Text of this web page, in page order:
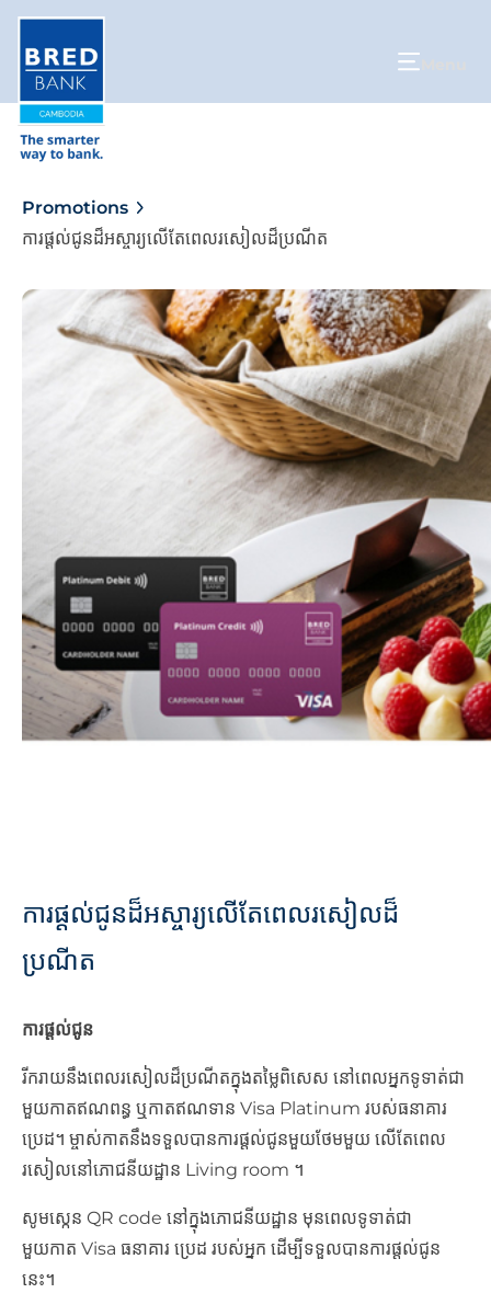
Promotions
ការផ្ដល់ជូនដ៏អស្ចារ្យលើតែពេលរសៀលដ៏ប្រណីត
ការផ្ដល់ជូនដ៏អស្ចារ្យលើតែពេលរសៀលដ៏
ប្រណីត
ការផ្ដល់ជូន
រីករាយនឹងពេលរសៀលដ៏ប្រណីតក្នុងតម្លៃពិសេស នៅពេលអ្នកទូទាត់ជា
មួយកាតឥណពន្ធ ឬកាតឥណទាន Visa Platinum របស់ធនាគារ
ប្រេដ។ ម្ចាស់កាតនឹងទទួលបានការផ្ដល់ជូនមួយថែមមួយ លើតែពេល
រសៀលនៅភោជនីយដ្ឋាន Living room ។
សូមស្កេន QR code នៅក្នុងភោជនីយដ្ឋាន មុនពេលទូទាត់ជា
មួយកាត Visa ធនាគារ​ ប្រេដ របស់អ្នក ដើម្បីទទួលបានការផ្ដល់ជូន
នេះ។